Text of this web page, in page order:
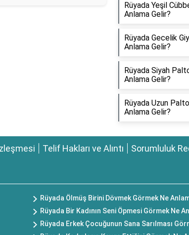
Rüyada Yeşil
Anlama Gelir?
Rüyada Gecelik
Anlama Gelir?
Rüyada Siyah
Anlama Gelir?
Rüyada Uzun
Anlama Gelir?
Telif Hakları ve Alıntı Sorumluluk
Rüyada Ölmüş Birini Dövmek Görmek Ne
Rüyada Bir Kadının Seni Öpmesi Görmek Ne
Rüyada Erkek Çocuğunun Sana Sarılması